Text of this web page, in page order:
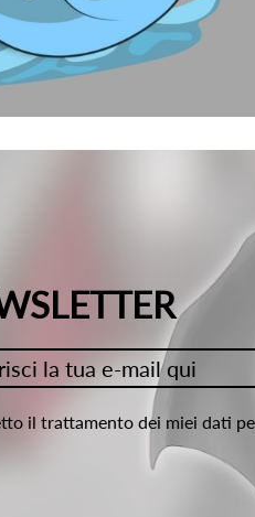
il trattamento dei miei dati